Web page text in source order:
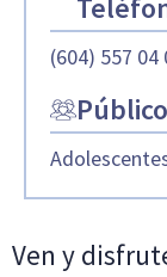
(604) 557 04
Público
Ven y